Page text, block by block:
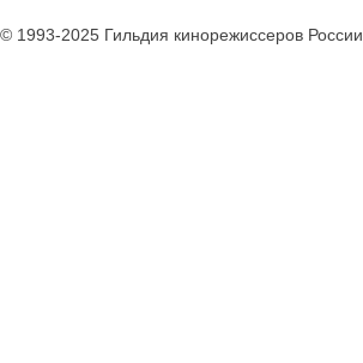
© 1993-2025 Гильдия кинорежиссеров России